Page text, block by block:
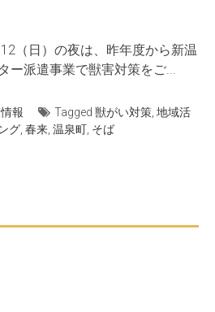
（日）の夜は、昨年度から新温
ー派遣事業で獣害対策をご...
報 Tagged 獣がい対策 地域活
グ 春来 温泉町 そば